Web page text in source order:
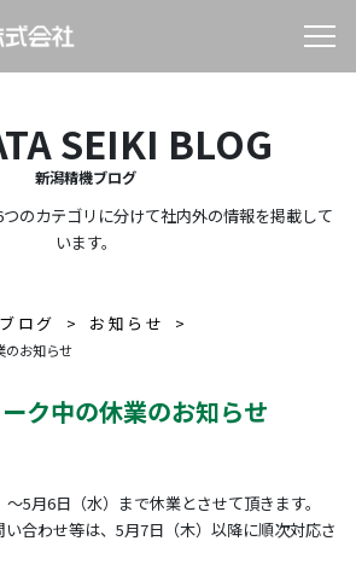
SEIKI BLOG
新潟精機ブログ
のカテゴリに分けて社内外の情報を掲載して
います。
ログ お知らせ
のお知らせ
ク中の休業のお知らせ
5月6日（水）まで休業とさせて頂きます。
合わせ等は、5月7日（木）以降に順次対応さ